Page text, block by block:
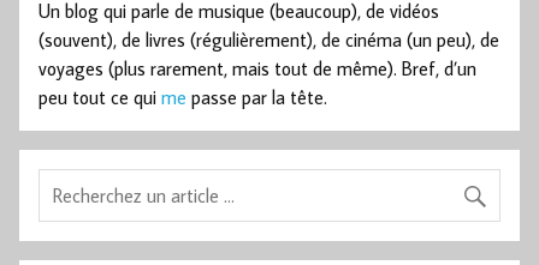
Un blog qui parle de musique (beaucoup), de vidéos
(souvent), de livres (régulièrement), de cinéma (un peu), de
voyages (plus rarement, mais tout de même). Bref, d’un
peu tout ce qui me passe par la tête.